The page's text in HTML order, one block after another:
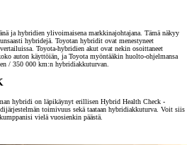
ja hybridien ylivoimaisena markkinajohtajana. Tämä näkyy
hybridejä. Toyotan hybridit ovat menestyneet
Toyota-hybridien akut ovat nekin osoittaneet
auton käyttöiän, ja Toyota myöntääkin huolto-ohjelmansa
/ 350 000 km:n hybridiakkuturvan.
hybridi on läpikäynyt erillisen Hybrid Health Check -
toimivuus sekä taataan hybridiakkuturva. Voit siis
vielä vuosienkin päästä.